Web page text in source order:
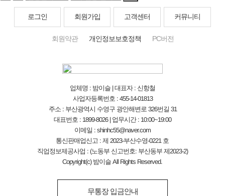
로그인 회원가입 고객센터 커뮤니티
회원약관 개인정보보호정책 PC버전
업체명 : 밤이슬 | 대표자 : 신항철
사업자등록번호 : 455-14-01813
주소 : 부산광역시 수영구 광안해변로 326번길 31
대표번호 : 1899-8026 | 업무시간 : 10:00~19:00
이메일 : shinhc55@naver.com
통신판매업신고 : 제 2023-부산수영-0221 호
직업정보제공사업 : (노동부 신고번호: 부산동부 제2023-2)
Copyright(c) 밤이슬 All Rights Reserved.
무통장 입금안내